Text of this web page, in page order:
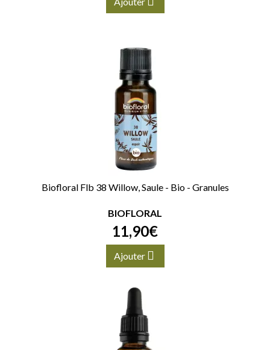
Biofloral Flb 38 Willow, Saule - Bio - Granules
BIOFLORAL
11,90€
Ajouter